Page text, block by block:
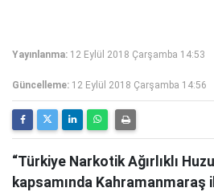
Yayınlanma: 12 Eylül 2018 Çarşamba 14:53
Güncelleme: 12 Eylül 2018 Çarşamba 14:56
“Türkiye Narkotik Ağırlıklı
kapsamında Kahramanmaraş